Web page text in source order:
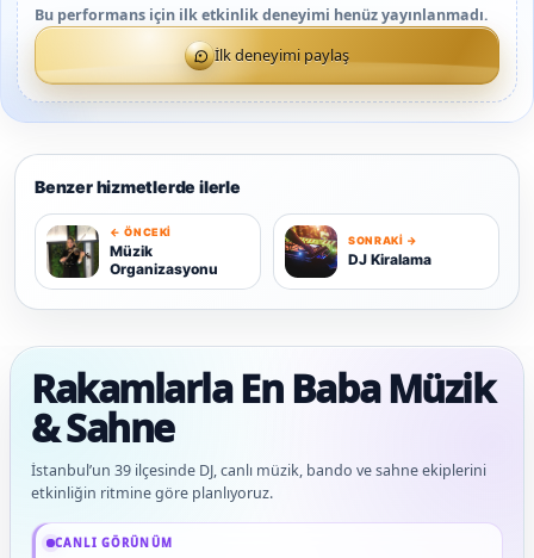
Bu performans için ilk etkinlik deneyimi henüz yayınlanmadı.
İlk deneyimi paylaş
Benzer hizmetlerde ilerle
M
← ÖNCEKI
Müzik
Organizasyonu
D SONRAKI →
DJ Kiralama
Rakamlarla En Baba Müzik
& Sahne
İstanbul’un 39 ilçesinde DJ, canlı müzik, bando ve sahne ekiplerini
etkinliğin ritmine göre planlıyoruz.
CANLI GÖRÜNÜM
Güncel veriler: 1.291+ En Baba ağı hizmet deneyimi; 91 platform genelinde